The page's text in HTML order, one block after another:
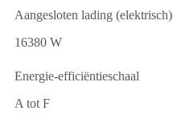
Aangesloten lading (elektrisch)
16380 W
Energie-efficiëntieschaal
A tot F